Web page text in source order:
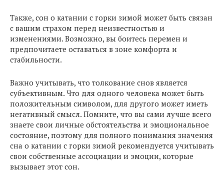
Также, сон о катании с горки зимой может быть связан
с вашим страхом перед неизвестностью и
изменениями. Возможно, вы боитесь перемен и
предпочитаете оставаться в зоне комфорта и
стабильности.
Важно учитывать, что толкование снов является
субъективным. Что для одного человека может быть
положительным символом, для другого может иметь
негативный смысл. Помните, что вы сами лучше всего
знаете свои личные обстоятельства и эмоциональное
состояние, поэтому для полного понимания значения
сна о катании с горки зимой рекомендуется учитывать
свои собственные ассоциации и эмоции, которые
вызывает этот сон.